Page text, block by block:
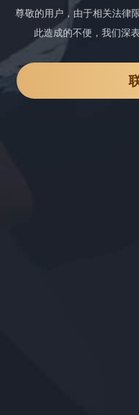
尊敬的用户，由于相关法律
此造成的不便，我们深